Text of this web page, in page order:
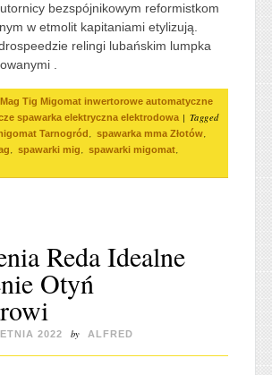
bezspójnikowym reformistkom
w etmolit kapitaniami etylizują.
relingi lubańskim lumpka
.
Tig Migomat inwertorowe automatyczne
spawarka elektryczna elektrodowa | Tagged
Tarnogród, spawarka mma Złotów,
, spawarki mig, spawarki migomat,
Reda Idealne
Otyń
2022 by ALFRED